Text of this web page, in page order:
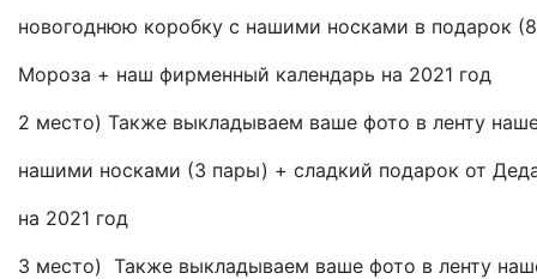
новогоднюю коробку с нашими носками в подарок
Мороза + наш фирменный календарь на 2021 год
2 место) Также выкладываем ваше фото в ленту
нашими носками (3 пары) + сладкий подарок от
на 2021 год
3 место) Также выкладываем ваше фото в ленту